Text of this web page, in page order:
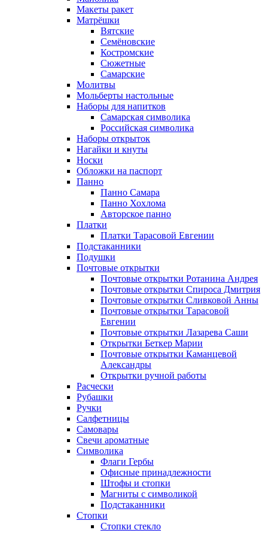
Макеты ракет
Матрёшки
Вятские
Семёновские
Костромские
Сюжетные
Самарские
Молитвы
Мольберты настольные
Наборы для напитков
Самарская символика
Российская символика
Наборы открыток
Нагайки и кнуты
Носки
Обложки на паспорт
Панно
Панно Самара
Панно Хохлома
Авторское панно
Платки
Платки Тарасовой Евгении
Подстаканники
Подушки
Почтовые открытки
Почтовые открытки Ротанина Андрея
Почтовые открытки Спироса Дмитрия
Почтовые открытки Сливковой Анны
Почтовые открытки Тарасовой
Евгении
Почтовые открытки Лазарева Саши
Открытки Беткер Марии
Почтовые открытки Каманцевой
Александры
Открытки ручной работы
Расчески
Рубашки
Ручки
Салфетницы
Самовары
Свечи ароматные
Символика
Флаги Гербы
Офисные принадлежности
Штофы и стопки
Магниты с символикой
Подстаканники
Стопки
Стопки стекло